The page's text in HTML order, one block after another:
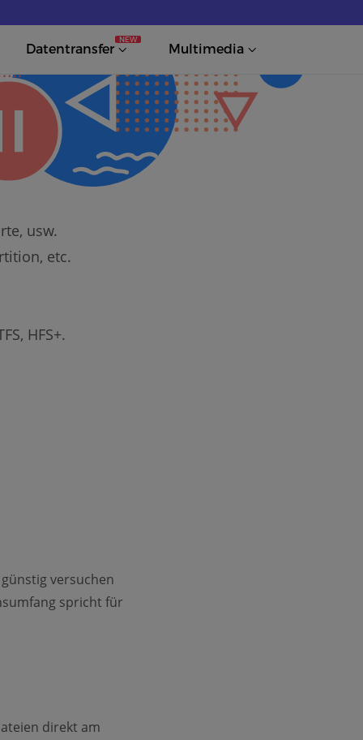
Datentransfer
NEW
Multimedia
usw.
etc.
HFS+.
versuchen
spricht für
direkt am